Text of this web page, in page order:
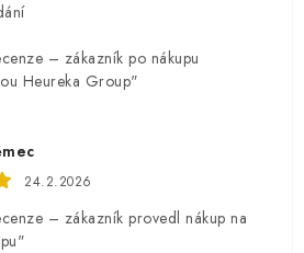
– zákazník po nákupu
Heureka Group"
24.2.2026
– zákazník provedl nákup na